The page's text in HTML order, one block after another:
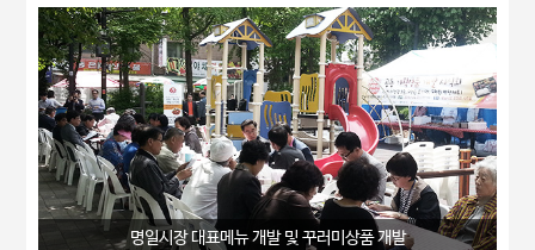
명일시장 대표메뉴 개발 및 꾸러미상품 개발